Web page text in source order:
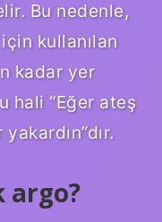
Bu nedenle,
kullanılan
kadar yer
hali “Eğer ateş
argo?